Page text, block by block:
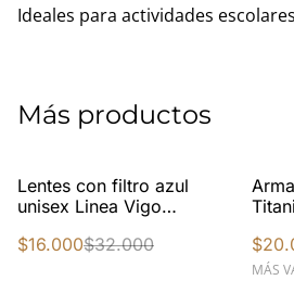
Ideales para actividades
Más productos
%
Lentes con filtro azul
unisex Linea Vigo
$16.000$32.000
%
MÁS